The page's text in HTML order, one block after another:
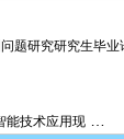
题研究研究生毕业
能技术应用现